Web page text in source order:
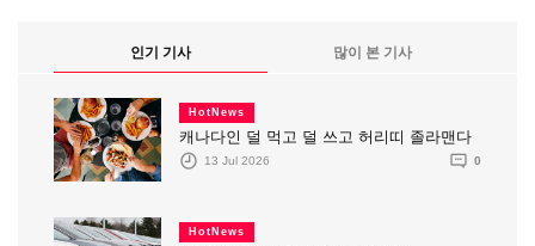
인기 기사 많이 본 기사
HotNews
캐나다인 덜 먹고 덜 쓰고 허리띠 졸라맨다
13 Jul 2026 0
HotNews